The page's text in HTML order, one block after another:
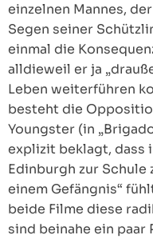
einzelnen Mannes,
Segen seiner
einmal die
alldieweil er ja
Leben weiterführen
besteht die
Youngster (in
explizit beklagt, dass
Edinburgh zur Schule
einem Gefängnis“
beide Filme diese
sind beinahe ein paar